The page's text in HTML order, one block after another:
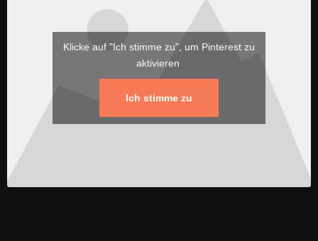
Klicke auf "Ich stimme zu", um Pinterest zu
aktivieren
Ich stimme zu